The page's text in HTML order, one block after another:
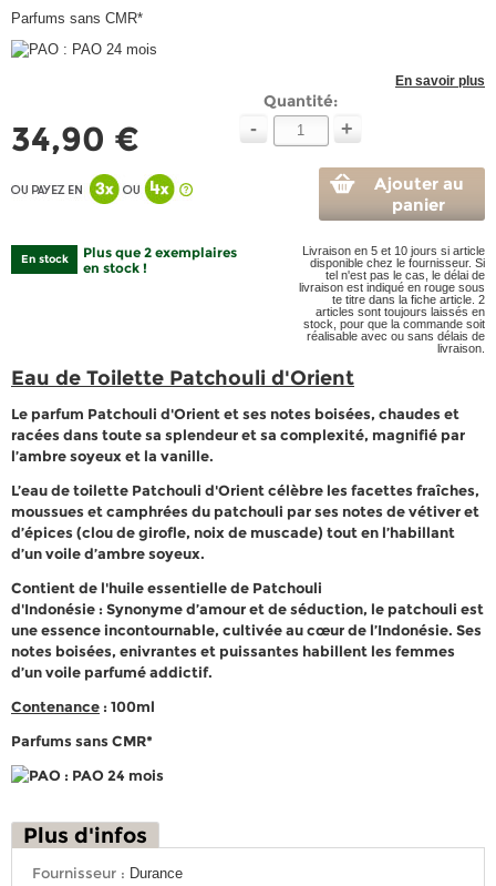
Parfums sans CMR*
: PAO 24 mois
En savoir plus
34,90 €
Quantité:
- +
Ajouter au
panier
En stock
Plus que 2 exemplaires
en stock !
Livraison en 5 et 10 jours si article
disponible chez le fournisseur. Si
tel n'est pas le cas, le délai de
livraison est indiqué en rouge sous
te titre dans la fiche article. 2
articles sont toujours laissés en
stock, pour que la commande soit
réalisable avec ou sans délais de
livraison.
Eau de Toilette Patchouli d'Orient
Le parfum Patchouli d'Orientet ses notes boisées, chaudes et
racées dans toute sa splendeur et sa complexité, magnifié par
l’ambre soyeux et la vanille.
L’eau de toilette Patchouli d'Orientcélèbre les facettes fraîches,
moussues et camphrées du patchouli par ses notes de vétiver et
d’épices (clou de girofle, noix de muscade) tout en l’habillant
d’un voile d’ambre soyeux.
Contient de l'huile essentielle de Patchouli
d'Indonésie : Synonyme d’amour et de séduction, le patchouli est
une essence incontournable, cultivée au cœur de l’Indonésie. Ses
notes boisées, enivrantes et puissantes habillent les femmes
d’un voile parfumé addictif.
Contenance : 100ml
Parfums sans CMR*
: PAO 24 mois
Plus d'infos
Fournisseur : Durance